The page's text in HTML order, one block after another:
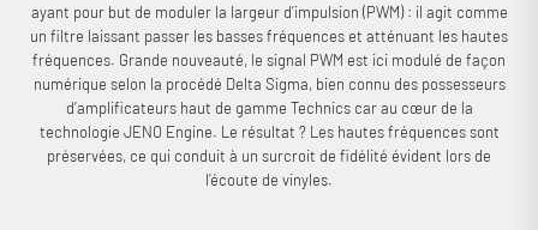
ayant pour but de moduler la largeur d’impulsion (PWM) : il agit comme
un filtre laissant passer les basses fréquences et atténuant les hautes
fréquences. Grande nouveauté, le signal PWM est ici modulé de façon
numérique selon la procédé Delta Sigma, bien connu des possesseurs
d’amplificateurs haut de gamme Technics car au cœur de la
technologie JENO Engine. Le résultat ? Les hautes fréquences sont
préservées, ce qui conduit à un surcroit de fidélité évident lors de
l’écoute de vinyles.